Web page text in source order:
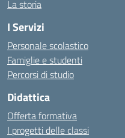
La storia
I Servizi
Personale scolastico
Famiglie e studenti
Percorsi di studio
Didattica
Offerta formativa
I progetti delle classi